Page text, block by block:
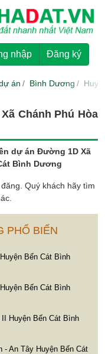
nhập Đăng ký
án Bình Dương
Chánh Phú Hòa
dự án Đường 1D Xã
Bình Dương
Quý khách hãy tìm
PHỔ BIẾN
Bến Cát Bình
Bến Cát Bình
Huyện Bến Cát Bình
- An Tây Huyện Bến Cát